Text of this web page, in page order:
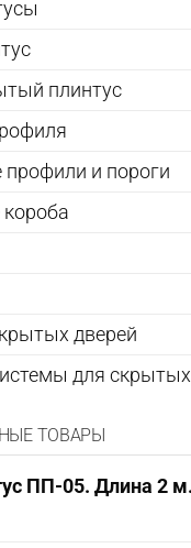
плинтус
и пороги
дверей
для скрытых
ТОВАРЫ
ПП-05. Длина 2